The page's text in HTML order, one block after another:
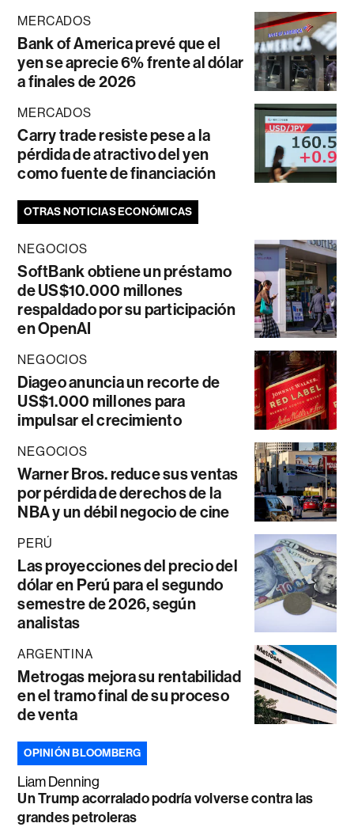
MERCADOS
Bank of America prevé que el
yen se aprecie 6% frente al dólar
a finales de 2026
MERCADOS
Carry trade resiste pese a la
pérdida de atractivo del yen
como fuente de financiación
OTRAS NOTICIAS ECONÓMICAS
NEGOCIOS
SoftBank obtiene un préstamo
de US$10.000 millones
respaldado por su participación
en OpenAI
NEGOCIOS
Diageo anuncia un recorte de
US$1.000 millones para
impulsar el crecimiento
NEGOCIOS
Warner Bros. reduce sus ventas
por pérdida de derechos de la
NBA y un débil negocio de cine
PERÚ
Las proyecciones del precio del
dólar en Perú para el segundo
semestre de 2026, según
analistas
ARGENTINA
Metrogas mejora su rentabilidad
en el tramo final de su proceso
de venta
OPINIÓN BLOOMBERG
Liam Denning
Un Trump acorralado podría volverse contra las
grandes petroleras